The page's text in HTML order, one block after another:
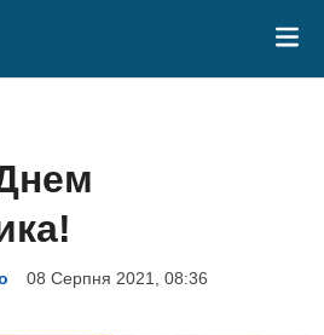
08 Серпня 2021, 08:36